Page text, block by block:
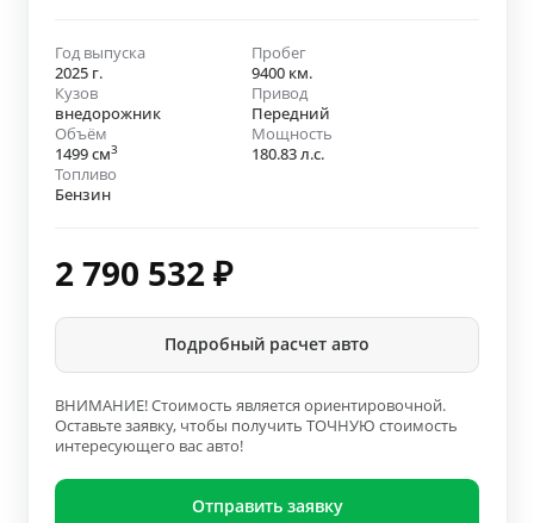
Год выпуска
2025 г.
Пробег
9400 км.
Кузов
внедорожник
Привод
Передний
Объём
1499 см3
Мощность
180.83 л.с.
Топливо
Бензин
2 790 532 ₽
Подробный расчет авто
ВНИМАНИЕ! Стоимость является ориентировочной.
Оставьте заявку, чтобы получить ТОЧНУЮ стоимость
интересующего вас авто!
Отправить заявку